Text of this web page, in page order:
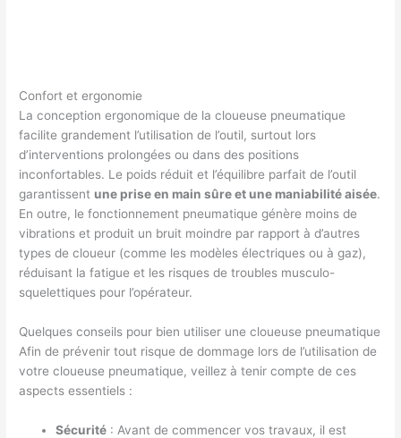
Confort et ergonomie
La conception ergonomique de la cloueuse pneumatique
facilite grandement l’utilisation de l’outil, surtout lors
d’interventions prolongées ou dans des positions
inconfortables. Le poids réduit et l’équilibre parfait de l’outil
garantissent une prise en main sûre et une maniabilité aisée.
En outre, le fonctionnement pneumatique génère moins de
vibrations et produit un bruit moindre par rapport à d’autres
types de cloueur (comme les modèles électriques ou à gaz),
réduisant la fatigue et les risques de troubles musculo-
squelettiques pour l’opérateur.
Quelques conseils pour bien utiliser une cloueuse pneumatique
Afin de prévenir tout risque de dommage lors de l’utilisation de
votre cloueuse pneumatique, veillez à tenir compte de ces
aspects essentiels :
Sécurité : Avant de commencer vos travaux, il est